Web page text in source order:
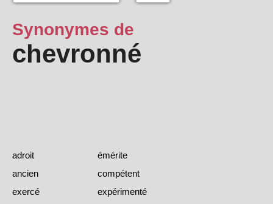
Synonymes de
chevronné
adroit
émérite
ancien
compétent
exercé
expérimenté